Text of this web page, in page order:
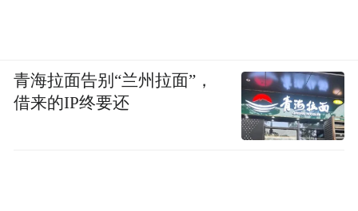
青海拉面告别“兰州拉面”，
借来的IP终要还